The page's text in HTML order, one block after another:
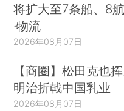
将扩大至7条船、8
·物流
2026年08月07日
【商圈】松田克也
明治折戟中国乳业
2026年08月07日